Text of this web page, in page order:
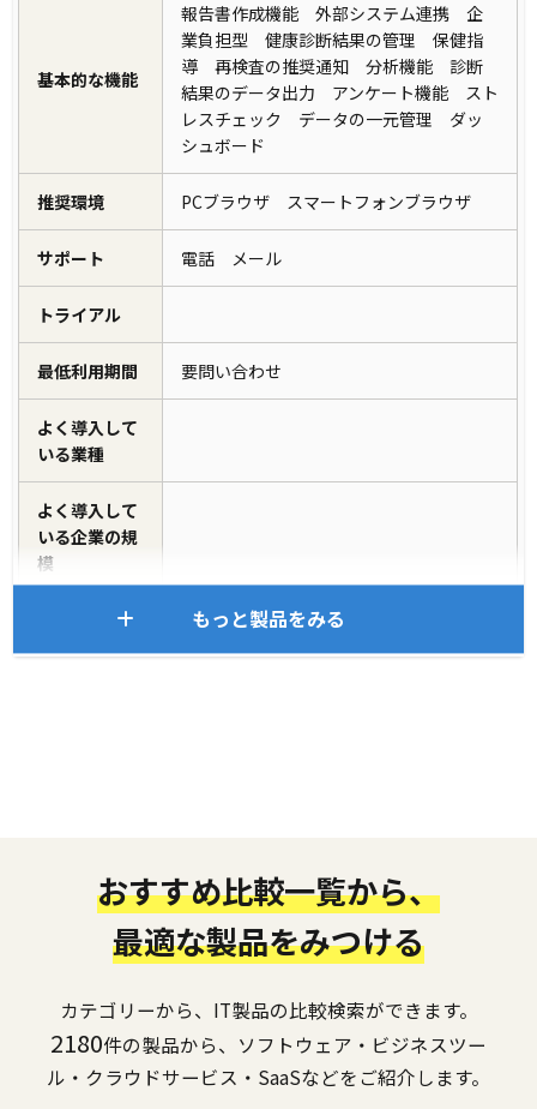
基本的な機能
報告書作成機能 外部システム連携 企
業負担型 健康診断結果の管理 保健指
導 再検査の推奨通知 分析機能 診断
結果のデータ出力 アンケート機能 スト
レスチェック データの一元管理 ダッ
シュボード
推奨環境 PCブラウザ スマートフォンブラウザ
サポート 電話 メール
トライアル
最低利用期間 要問い合わせ
よく導入して
いる業種
よく導入して
いる企業の規
模
もっと製品をみる
おすすめ比較一覧から、
最適な製品をみつける
カテゴリーから、IT製品の比較検索ができます。
2180件の製品から、ソフトウェア・ビジネスツー
ル・クラウドサービス・SaaSなどをご紹介します。